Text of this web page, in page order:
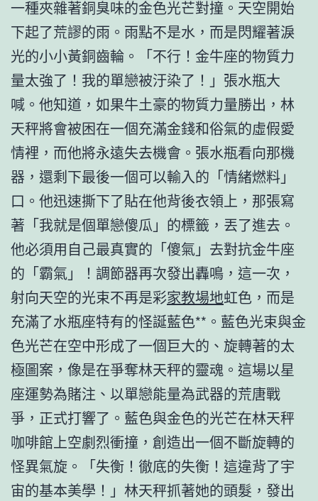
一種夾雜著銅臭味的金色光芒對撞。天空開始
下起了荒謬的雨。雨點不是水，而是閃耀著淚
光的小小黃銅齒輪。「不行！金牛座的物質力
量太強了！我的單戀被汙染了！」張水瓶大
喊。他知道，如果牛土豪的物質力量勝出，林
天秤將會被困在一個充滿金錢和俗氣的虛假愛
情裡，而他將永遠失去機會。張水瓶看向那機
器，還剩下最後一個可以輸入的「情緒燃料」
口。他迅速撕下了貼在他背後衣領上，那張寫
著「我就是個單戀傻瓜」的標籤，丟了進去。
他必須用自己最真實的「傻氣」去對抗金牛座
的「霸氣」！調節器再次發出轟鳴，這一次，
射向天空的光束不再是彩家教場地虹色，而是
充滿了水瓶座特有的怪誕藍色**。藍色光束與金
色光芒在空中形成了一個巨大的、旋轉著的太
極圖案，像是在爭奪林天秤的靈魂。這場以星
座運勢為賭注、以單戀能量為武器的荒唐戰
爭，正式打響了。藍色與金色的光芒在林天秤
咖啡館上空劇烈衝撞，創造出一個不斷旋轉的
怪異氣旋。「失衡！徹底的失衡！這違背了宇
宙的基本美學！」林天秤抓著她的頭髮，發出